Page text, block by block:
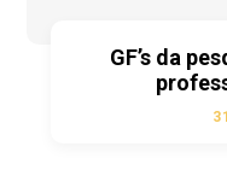
GF’s da